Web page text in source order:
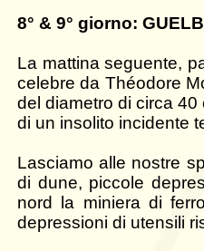
8° & 9° giorno:
La mattina seguente,
celebre da Théodore
del diametro di circa 40
di un insolito incidente
Lasciamo alle nostre
di dune, piccole
nord la miniera di
depressioni di utensili